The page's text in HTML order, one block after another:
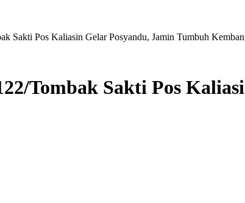
Sakti Pos Kaliasin Gelar Posyandu, Jamin Tumbuh
Tombak Sakti Pos